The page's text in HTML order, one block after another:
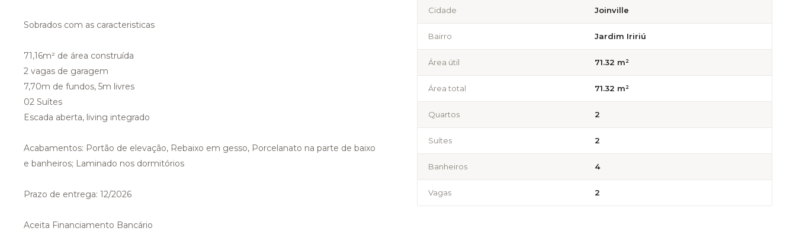
Sobrados com as caracteristicas
71,16m² de área construída
2 vagas de garagem
7,70m de fundos, 5m livres
02 Suítes
Escada aberta, living integrado
Acabamentos: Portão de elevação, Rebaixo em gesso, Porcelanato na parte de baixo
e banheiros; Laminado nos dormitórios
Prazo de entrega: 12/2026
Aceita Financiamento Bancário
Cidade Joinville
Bairro Jardim Iririú
Área útil 71.32 m²
Área total 71.32 m²
Quartos 2
Suítes 2
Banheiros 4
Vagas 2